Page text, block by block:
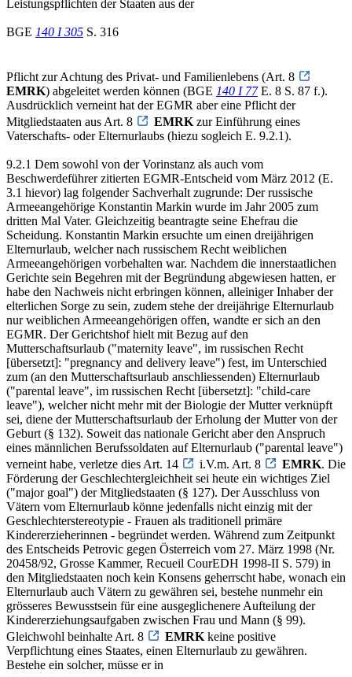
Leistungspflichten der Staaten aus der
BGE 140 I 305 S. 316
Pflicht zur Achtung des Privat- und Familienlebens (Art. 8
EMRK) abgeleitet werden können (BGE 140 I 77E. 8 S. 87 f.).
Ausdrücklich verneint hat der EGMR aber eine Pflicht der
Mitgliedstaaten aus Art. 8
EMRK zur Einführung eines
Vaterschafts- oder Elternurlaubs (hiezu sogleich E. 9.2.1).
9.2.1 Dem sowohl von der Vorinstanz als auch vom
Beschwerdeführer zitierten EGMR-Entscheid vom März 2012 (E.
3.1 hievor) lag folgender Sachverhalt zugrunde: Der russische
Armeeangehörige Konstantin Markin wurde im Jahr 2005 zum
dritten Mal Vater. Gleichzeitig beantragte seine Ehefrau die
Scheidung. Konstantin Markin ersuchte um einen dreijährigen
Elternurlaub, welcher nach russischem Recht weiblichen
Armeeangehörigen vorbehalten war. Nachdem die innerstaatlichen
Gerichte sein Begehren mit der Begründung abgewiesen hatten, er
habe den Nachweis nicht erbringen können, alleiniger Inhaber der
elterlichen Sorge zu sein, zudem stehe der dreijährige Elternurlaub
nur weiblichen Armeeangehörigen offen, wandte er sich an den
EGMR. Der Gerichtshof hielt mit Bezug auf den
Mutterschaftsurlaub ("maternity leave", im russischen Recht
[übersetzt]: "pregnancy and delivery leave") fest, im Unterschied
zum (an den Mutterschaftsurlaub anschliessenden) Elternurlaub
("parental leave", im russischen Recht [übersetzt]: "child-care
leave"), welcher nicht mehr mit der Biologie der Mutter verknüpft
sei, diene der Mutterschaftsurlaub der Erholung der Mutter von der
Geburt (§ 132). Soweit das nationale Gericht aber den Anspruch
eines männlichen Berufssoldaten auf Elternurlaub ("parental leave")
verneint habe, verletze dies Art. 14
i.V.m. Art. 8 EMRK. Die
Förderung der Geschlechtergleichheit sei heute ein wichtiges Ziel
("major goal") der Mitgliedstaaten (§ 127). Der Ausschluss von
Vätern vom Elternurlaub könne jedenfalls nicht einzig mit der
Geschlechterstereotypie - Frauen als traditionell primäre
Kindererzieherinnen - begründet werden. Während zum Zeitpunkt
des Entscheids Petrovic gegen Österreich vom 27. März 1998 (Nr.
20458/92, Grosse Kammer, Recueil CourEDH 1998-II S. 579) in
den Mitgliedstaaten noch kein Konsens geherrscht habe, wonach ein
Elternurlaub auch Vätern zu gewähren sei, bestehe nunmehr ein
grösseres Bewusstsein für eine ausgeglichenere Aufteilung der
Kindererziehungsaufgaben zwischen Frau und Mann (§ 99).
Gleichwohl beinhalte Art. 8
EMRK keine positive
Verpflichtung eines Staates, einen Elternurlaub zu gewähren.
Bestehe ein solcher, müsse er in